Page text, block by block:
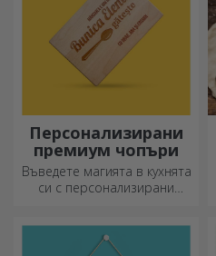
Персонализирани
премиум чопъри
Въведете магията в кухнята
си с персонализирани